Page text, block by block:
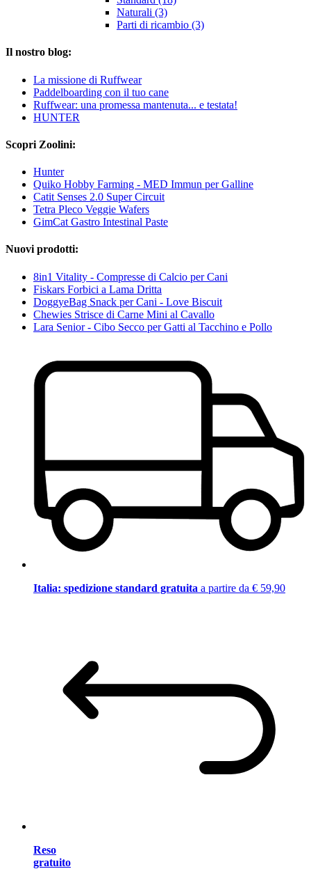
Naturali (3)
Parti di ricambio (3)
Il nostro blog:
La missione di Ruffwear
Paddelboarding con il tuo cane
Ruffwear: una promessa mantenuta... e testata!
HUNTER
Scopri Zoolini:
Hunter
Quiko Hobby Farming - MED Immun per Galline
Catit Senses 2.0 Super Circuit
Tetra Pleco Veggie Wafers
GimCat Gastro Intestinal Paste
Nuovi prodotti:
8in1 Vitality - Compresse di Calcio per Cani
Fiskars Forbici a Lama Dritta
DoggyeBag Snack per Cani - Love Biscuit
Chewies Strisce di Carne Mini al Cavallo
Lara Senior - Cibo Secco per Gatti al Tacchino e Pollo
Italia: spedizione standard gratuita a partire da € 59,90
Reso
gratuito